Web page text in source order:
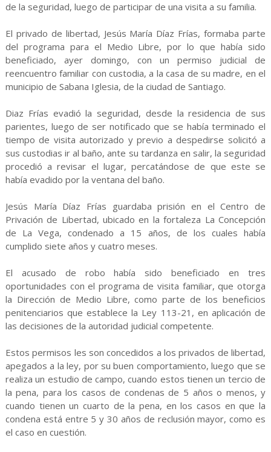
de la seguridad, luego de participar de una visita a su familia.
El privado de libertad, Jesús María Díaz Frías, formaba parte
del programa para el Medio Libre, por lo que había sido
beneficiado, ayer domingo, con un permiso judicial de
reencuentro familiar con custodia, a la casa de su madre, en el
municipio de Sabana Iglesia, de la ciudad de Santiago.
Diaz Frías evadió la seguridad, desde la residencia de sus
parientes, luego de ser notificado que se había terminado el
tiempo de visita autorizado y previo a despedirse solicitó a
sus custodias ir al baño, ante su tardanza en salir, la seguridad
procedió a revisar el lugar, percatándose de que este se
había evadido por la ventana del baño.
Jesús María Díaz Frías guardaba prisión en el Centro de
Privación de Libertad, ubicado en la fortaleza La Concepción
de La Vega, condenado a 15 años, de los cuales había
cumplido siete años y cuatro meses.
El acusado de robo había sido beneficiado en tres
oportunidades con el programa de visita familiar, que otorga
la Dirección de Medio Libre, como parte de los beneficios
penitenciarios que establece la Ley 113-21, en aplicación de
las decisiones de la autoridad judicial competente.
Estos permisos les son concedidos a los privados de libertad,
apegados a la ley, por su buen comportamiento, luego que se
realiza un estudio de campo, cuando estos tienen un tercio de
la pena, para los casos de condenas de 5 años o menos, y
cuando tienen un cuarto de la pena, en los casos en que la
condena está entre 5 y 30 años de reclusión mayor, como es
el caso en cuestión.